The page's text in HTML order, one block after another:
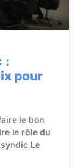
:
pour
le bon
le rôle du
Le